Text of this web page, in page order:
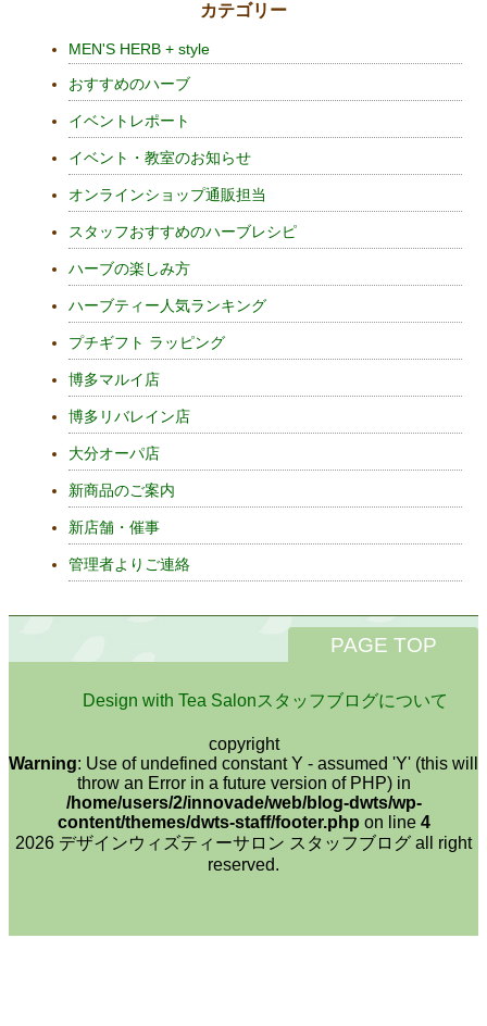
カテゴリー
MEN'S HERB + style
おすすめのハーブ
イベントレポート
イベント・教室のお知らせ
オンラインショップ通販担当
スタッフおすすめのハーブレシピ
ハーブの楽しみ方
ハーブティー人気ランキング
プチギフト ラッピング
博多マルイ店
博多リバレイン店
大分オーパ店
新商品のご案内
新店舗・催事
管理者よりご連絡
PAGE TOP
Design with Tea Salonスタッフブログについて
copyright
Warning: Use of undefined constant Y - assumed 'Y' (this will
throw an Error in a future version of PHP) in
/home/users/2/innovade/web/blog-dwts/wp-
content/themes/dwts-staff/footer.php on line 4
2026 デザインウィズティーサロン スタッフブログ all right
reserved.